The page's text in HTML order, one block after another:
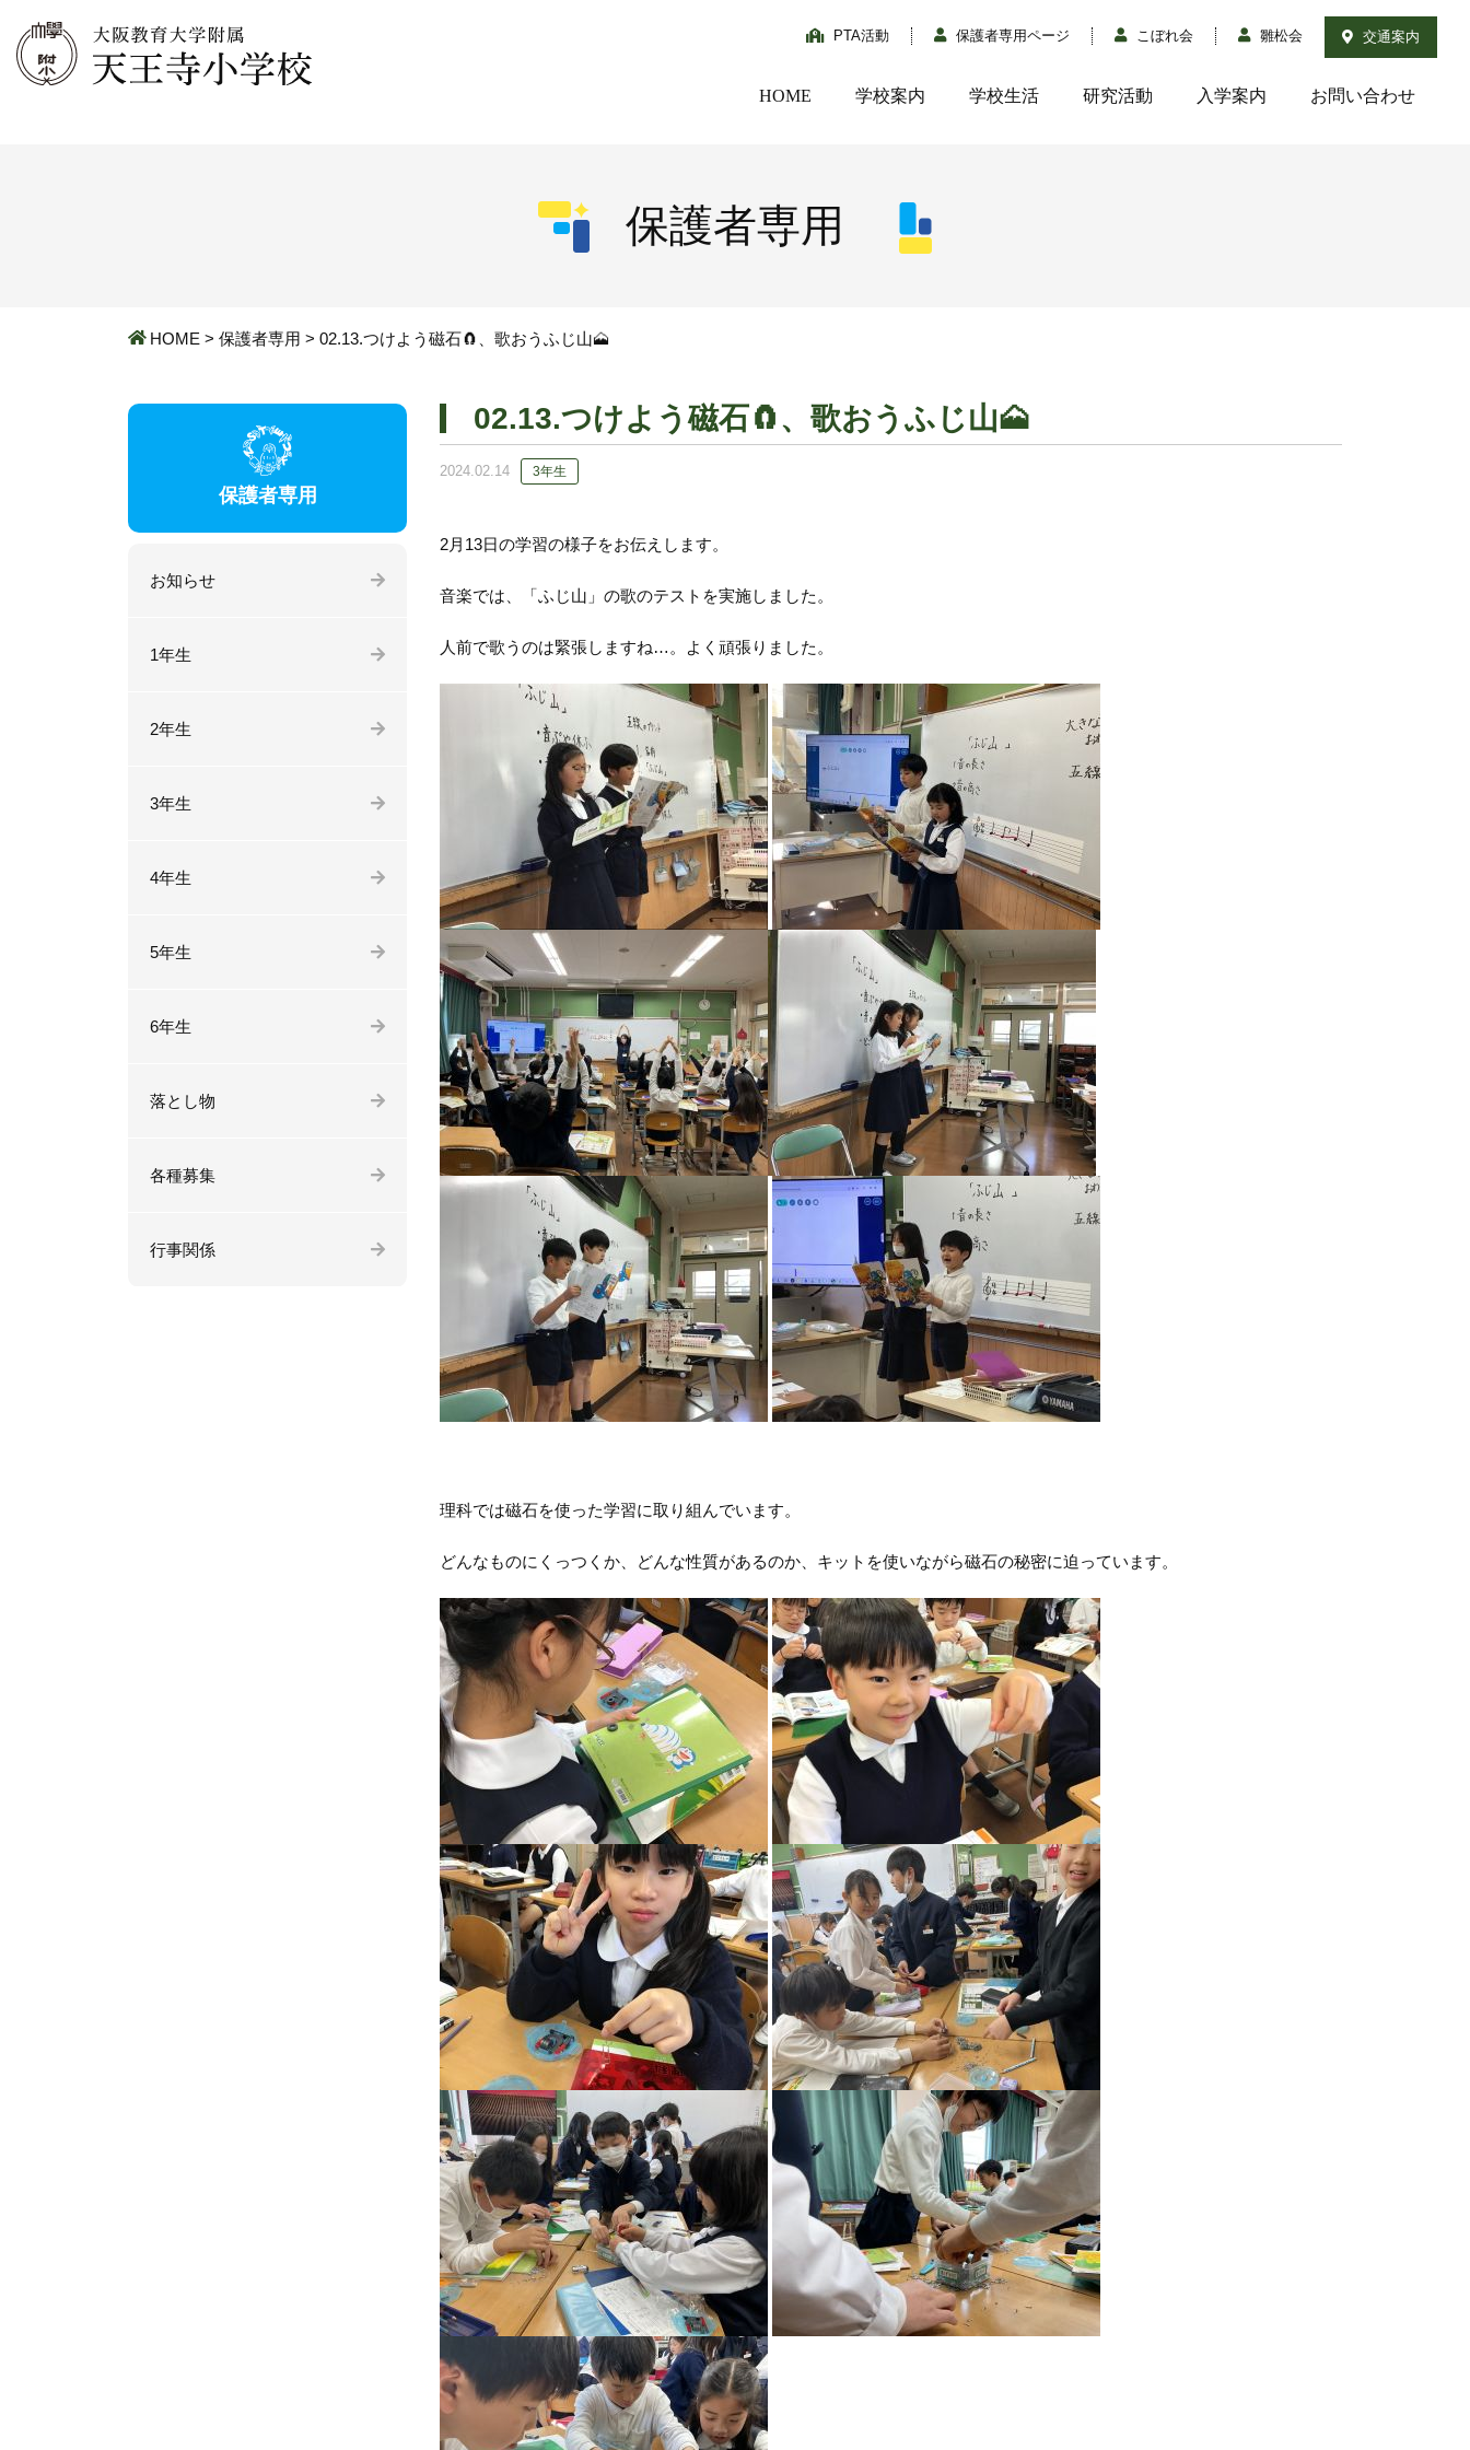
PTA活動 保護者専用ページ こぼれ会 雛松会 交通案内
HOME 学校案内 学校生活 研究活動 入学案内 お問い合わせ
保護者専用
HOME > 保護者専用 > 02.13.つけよう磁石🧲、歌おうふじ山🗻
02.13.つけよう磁石🧲、歌おうふじ山🗻
2024.02.14 3年生
2月13日の学習の様子をお伝えします。
音楽では、「ふじ山」の歌のテストを実施しました。
人前で歌うのは緊張しますね…。よく頑張りました。
理科では磁石を使った学習に取り組んでいます。
どんなものにくっつくか、どんな性質があるのか、キットを使いながら磁石の秘密に迫っています。
保護者専用
お知らせ
1年生
2年生
3年生
4年生
5年生
6年生
落とし物
各種募集
行事関係